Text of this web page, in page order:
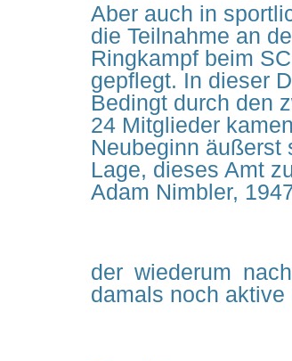
Aber auch in
die Teilnahme an
Ringkampf beim
gepflegt. In dieser
Bedingt durch den
24 Mitglieder
Neubeginn äußerst
Lage, dieses Amt
Adam Nimbler,
der wiederum
damals noch